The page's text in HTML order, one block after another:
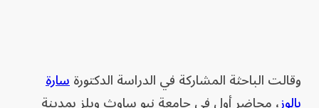
وقالت الباحثة المشاركة في الدراسة الدكتورةسارة